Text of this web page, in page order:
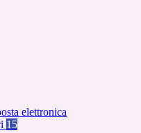
elettronica
15